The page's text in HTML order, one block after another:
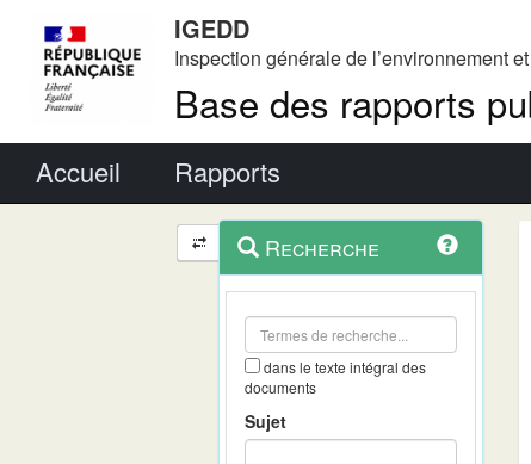
IGEDD
Inspection générale de l’environnement
Base des rapports
Accueil Rapports
Navigation
et
outils
contextuel
Recherche
dans le texte intégral des
documents
Sujet